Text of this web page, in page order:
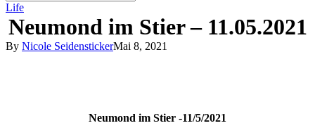
Close
Search
Life
Neumond im Stier – 11.05.2021
By Nicole SeidenstickerMai 8, 2021
Neumond im Stier -11/5/2021